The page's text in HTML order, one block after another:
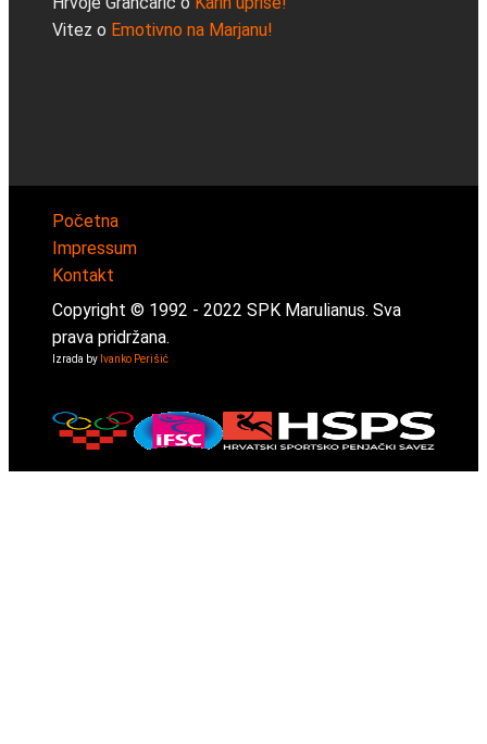
Vitez o Emotivno na Marjanu!
Početna
Impressum
Kontakt
Copyright © 1992 - 2022 SPK Marulianus. Sva
prava pridržana.
Izrada by Ivanko Perišić